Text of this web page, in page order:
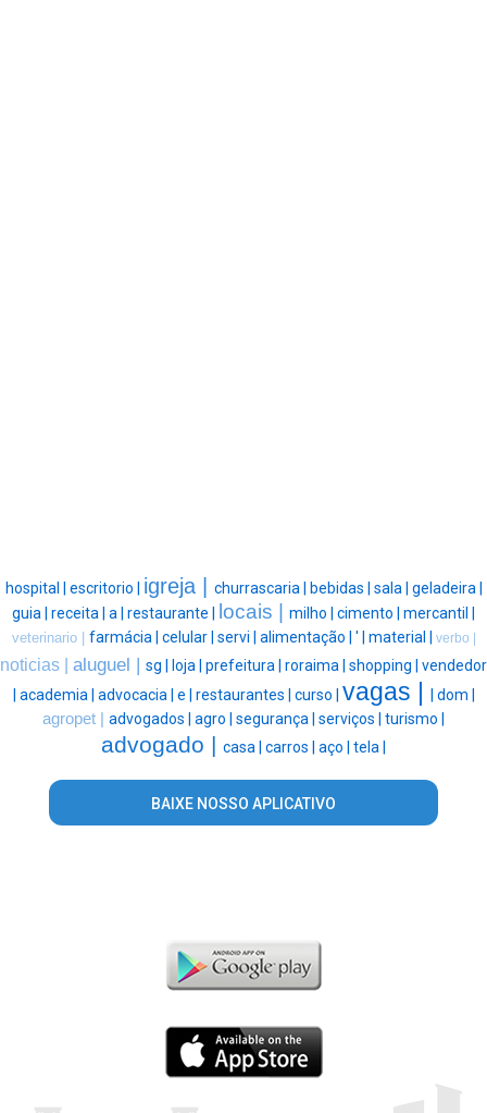
hospital | escritorio | igreja | churrascaria | bebidas | sala | geladeira |
guia | receita | a | restaurante | locais | milho | cimento | mercantil |
veterinario | farmácia | celular | servi | alimentação | ' | material | verbo |
noticias | aluguel | sg | loja | prefeitura | roraima | shopping | vendedor
| academia | advocacia | e | restaurantes | curso | vagas | | dom |
agropet | advogados | agro | segurança | serviços | turismo |
advogado | casa | carros | aço | tela |
BAIXE NOSSO APLICATIVO